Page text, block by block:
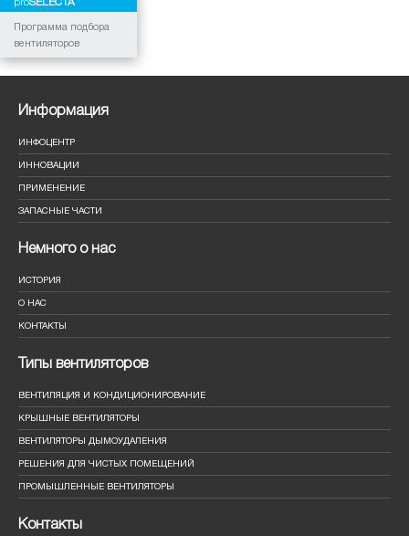
Программа подбора
вентиляторов
Информация
ИНФОЦЕНТР
ИННОВАЦИИ
ПРИМЕНЕНИЕ
ЗАПАСНЫЕ ЧАСТИ
Немного о нас
ИСТОРИЯ
О НАС
КОНТАКТЫ
Типы вентиляторов
ВЕНТИЛЯЦИЯ И КОНДИЦИОНИРОВАНИЕ
КРЫШНЫЕ ВЕНТИЛЯТОРЫ
ВЕНТИЛЯТОРЫ ДЫМОУДАЛЕНИЯ
РЕШЕНИЯ ДЛЯ ЧИСТЫХ ПОМЕЩЕНИЙ
ПРОМЫШЛЕННЫЕ ВЕНТИЛЯТОРЫ
Контакты